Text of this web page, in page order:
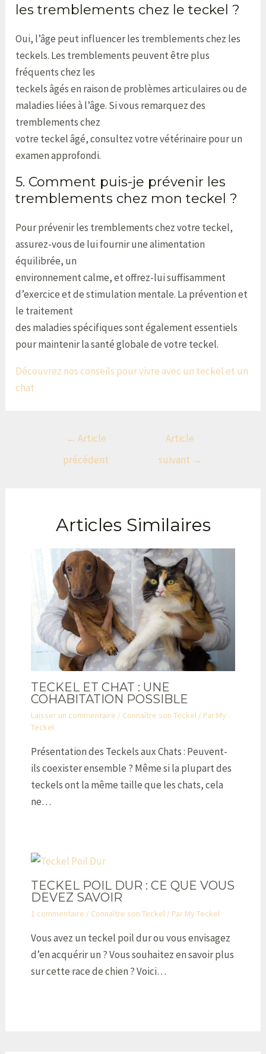
les tremblements chez le teckel ?
Oui, l’âge peut influencer les tremblements chez les
teckels. Les tremblements peuvent être plus
fréquents chez les
teckels âgés en raison de problèmes articulaires ou de
maladies liées à l’âge. Si vous remarquez des
tremblements chez
votre teckel âgé, consultez votre vétérinaire pour un
examen approfondi.
5. Comment puis-je prévenir les
tremblements chez mon teckel ?
Pour prévenir les tremblements chez votre teckel,
assurez-vous de lui fournir une alimentation
équilibrée, un
environnement calme, et offrez-lui suffisamment
d’exercice et de stimulation mentale. La prévention et
le traitement
des maladies spécifiques sont également essentiels
pour maintenir la santé globale de votre teckel.
Découvrez nos conseils pour vivre avec un teckel et un
chat
← Article
précédent
Article
suivant →
Articles Similaires
TECKEL ET CHAT : UNE
COHABITATION POSSIBLE
Laisser un commentaire / Connaître son Teckel/ Par My
Teckel
Présentation des Teckels aux Chats : Peuvent-
ils coexister ensemble ? Même si la plupart des
teckels ont la même taille que les chats, cela
ne…
TECKEL POIL DUR : CE QUE VOUS
DEVEZ SAVOIR
1 commentaire / Connaître son Teckel / Par My Teckel
Vous avez un teckel poil dur ou vous envisagez
d’en acquérir un ? Vous souhaitez en savoir plus
sur cette race de chien ? Voici…